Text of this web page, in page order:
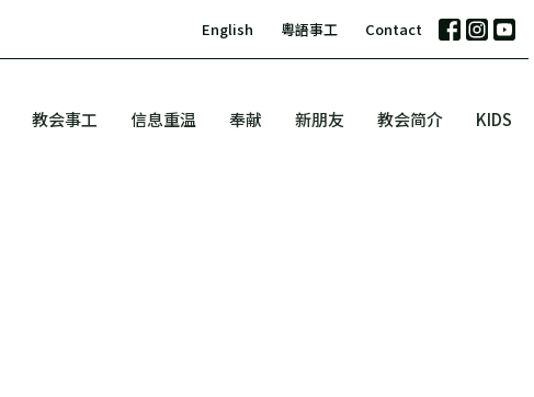
English 粵語事工 Contact
教会事工 信息重温 奉献 新朋友 教会简介 KIDS